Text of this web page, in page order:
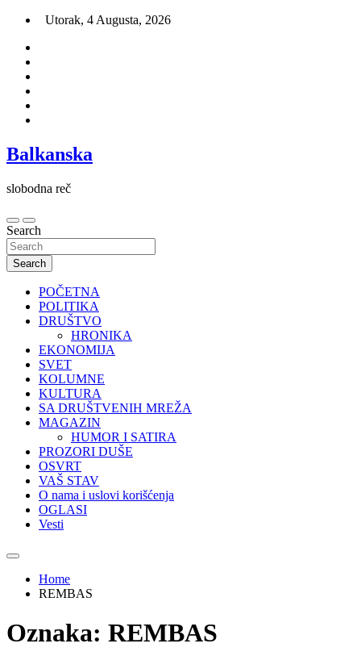
Skip
content
Utorak, 4 Augusta, 2026
Balkanska
slobodna reč
Search
Search
POČETNA
POLITIKA
DRUŠTVO
HRONIKA
EKONOMIJA
SVET
KOLUMNE
KULTURA
SA DRUŠTVENIH MREŽA
MAGAZIN
HUMOR I SATIRA
PROZORI DUŠE
OSVRT
VAŠ STAV
O nama i uslovi korišćenja
OGLASI
Vesti
Home
REMBAS
Oznaka: REMBAS